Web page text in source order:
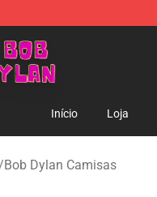
Merchandise Shop
Início Loja
Bob Dylan Camisas